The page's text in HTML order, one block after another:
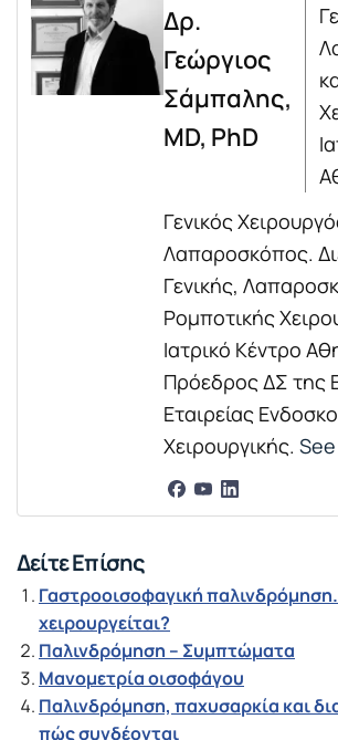
Δρ.
Γεώργιος
Σάμπαλης,
MD, PhD
Γενικός
Λαπαροσκόπος.
Γενικής,
Ρομποτικής
Ιατρικό Κέντρο
Πρόεδρος ΔΣ της
Εταιρείας
Χειρουργικής.
Δείτε Επίσης
Γαστροοισοφαγική
χειρουργείται?
Παλινδρόμηση – Συμπτώματα
Μανομετρία οισοφάγου
Παλινδρόμηση, παχυσαρκία και
πώς συνδέονται